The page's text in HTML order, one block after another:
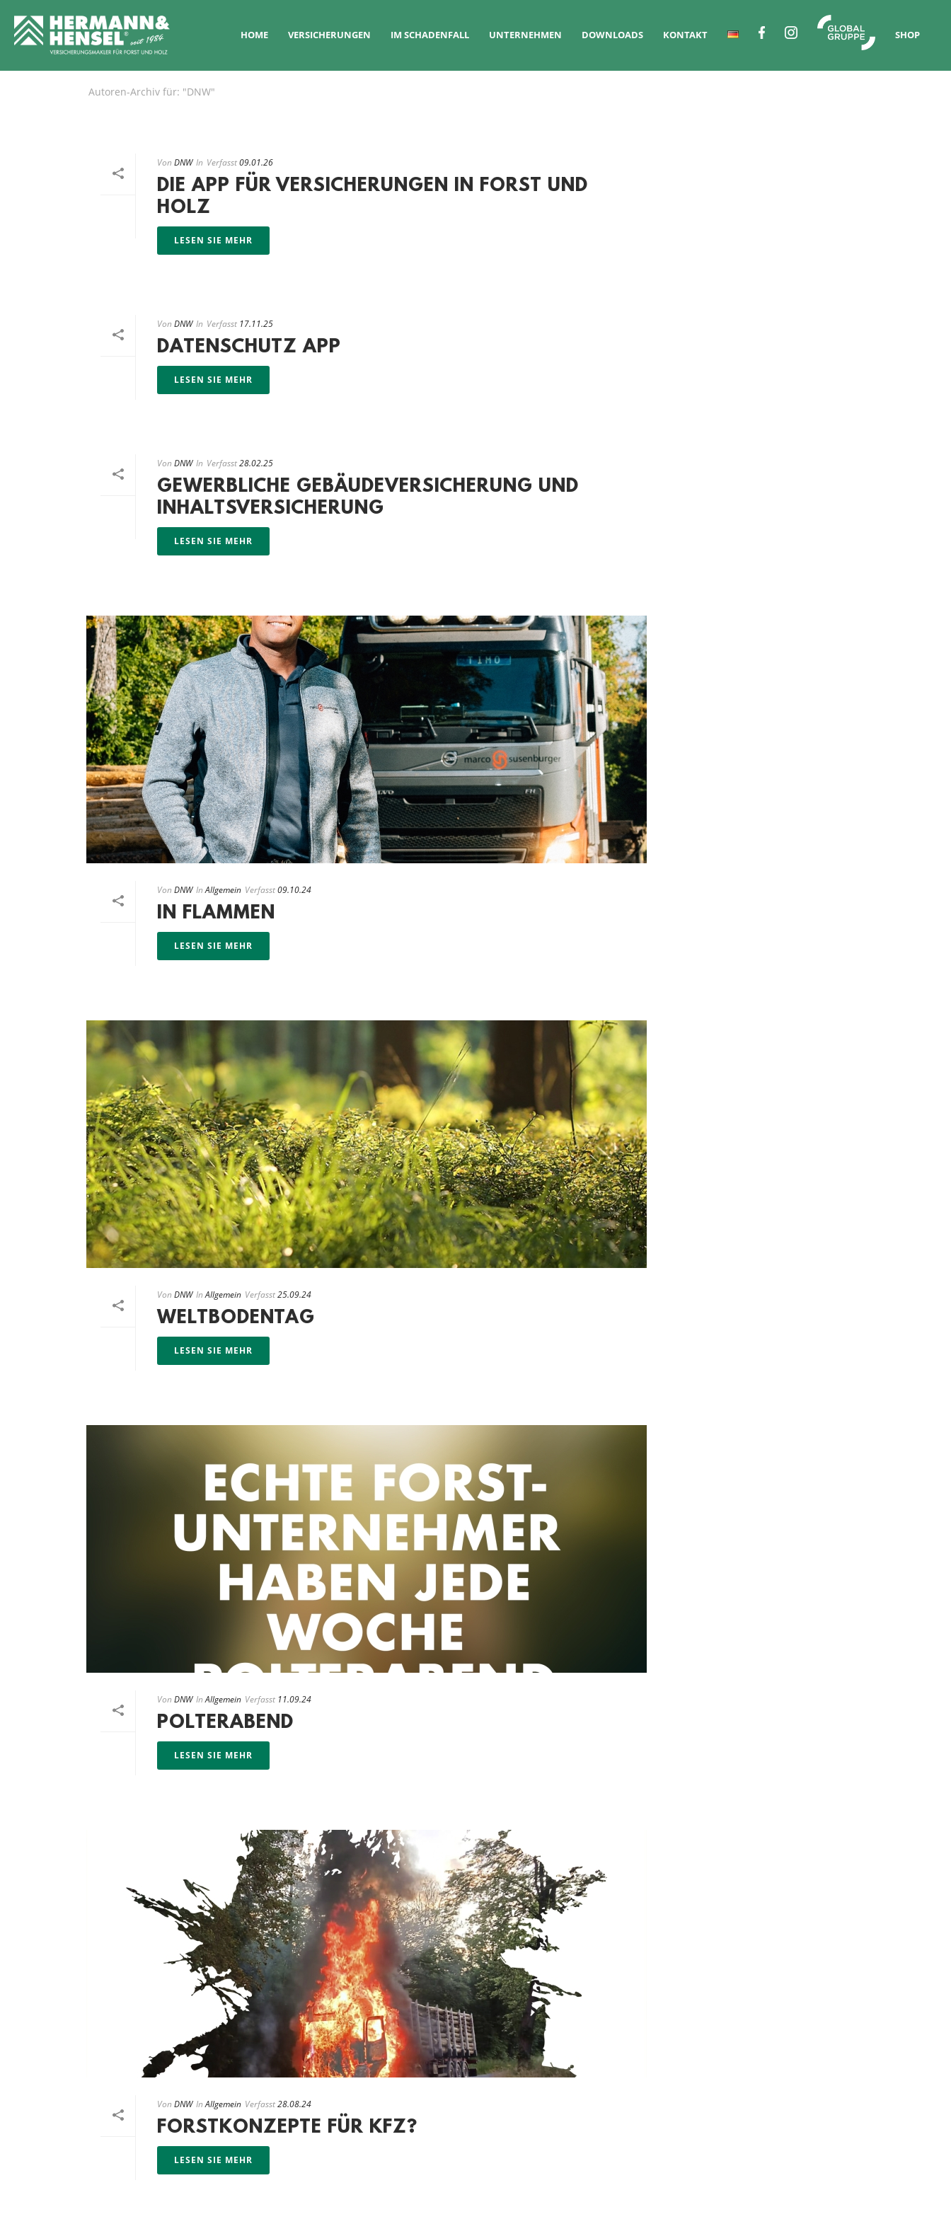
HOME VERSICHERUNGEN IM SCHADENFALL UNTERNEHMEN DOWNLOADS KONTAKT SHOP
Autoren-Archiv für: "DNW"
Von DNW In Verfasst09.01.26
DIE APP FÜR VERSICHERUNGEN IN FORST UND
HOLZ
LESEN SIE MEHR
Von DNW In Verfasst 17.11.25
DATENSCHUTZ APP
LESEN SIE MEHR
Von DNW In Verfasst28.02.25
GEWERBLICHE GEBÄUDEVERSICHERUNG UND
INHALTSVERSICHERUNG
LESEN SIE MEHR
Von DNW In Allgemein Verfasst09.10.24
IN FLAMMEN
LESEN SIE MEHR
Von DNW In Allgemein Verfasst25.09.24
WELTBODENTAG
LESEN SIE MEHR
Von DNW In Allgemein Verfasst 11.09.24
POLTERABEND
LESEN SIE MEHR
Von DNW In Allgemein Verfasst28.08.24
FORSTKONZEPTE FÜR KFZ?
LESEN SIE MEHR